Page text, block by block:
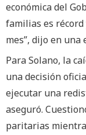
económica del
familias es
mes”, dijo en una
Para Solano, la
una decisión
ejecutar una
aseguró.
paritarias